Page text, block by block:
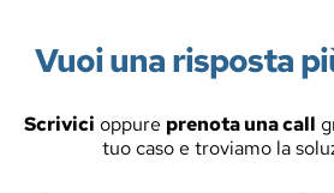
stoccaggio,
In più, offriamo
servizio mensile di analisi
Vuoi una risposta
Scrivici oppure prenota una call
tuo caso e troviamo la